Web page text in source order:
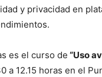
y privacidad en
es el curso de “Uso
a 12.15 horas en el